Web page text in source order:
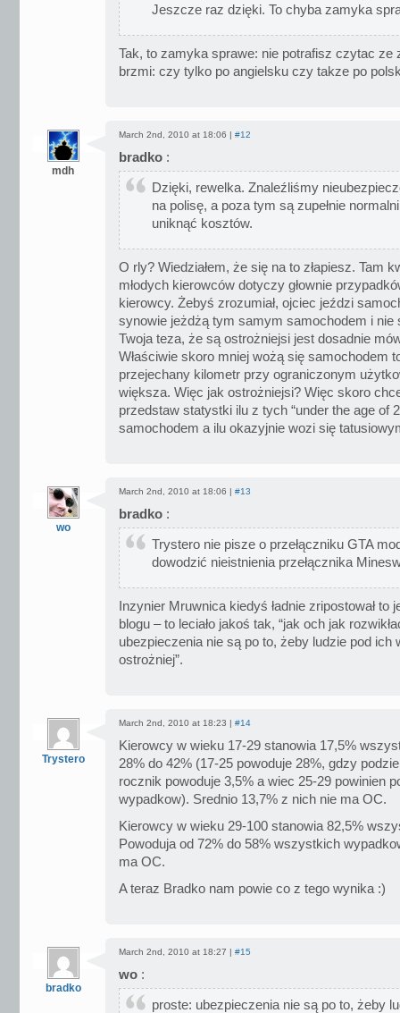
Jeszcze raz dzięki. To chyba zamyka
Tak, to zamyka sprawe: nie potrafisz czytac ze
brzmi: czy tylko po angielsku czy takze po
mdh
March 2nd, 2010 at 18:06 | #12
bradko :
Dzięki, rewelka. Znaleźliśmy
na polisę, a poza tym są zupełnie
uniknąć kosztów.
O rly? Wiedziałem, że się na to złapiesz. Tam
młodych kierowców dotyczy głownie
kierowcy. Żebyś zrozumiał, ojciec jeździ
synowie jeżdżą tym samym samochodem i nie
Twoja teza, że są ostrożniejsi jest dosadnie
Właściwie skoro mniej wożą się samochodem
przejechany kilometr przy ograniczonym
większa. Więc jak ostrożniejsi? Więc skoro
przedstaw statystki ilu z tych “under the age of
samochodem a ilu okazyjnie wozi się
wo
March 2nd, 2010 at 18:06 | #13
bradko :
Trystero nie pisze o przełączniku GTA
dowodzić nieistnienia przełącznika
Inzynier Mruwnica kiedyś ładnie zripostował
blogu – to leciało jakoś tak, “jak och jak
ubezpieczenia nie są po to, żeby ludzie pod ich
ostrożniej”.
Trystero
March 2nd, 2010 at 18:23 | #14
Kierowcy w wieku 17-29 stanowia 17,5%
28% do 42% (17-25 powoduje 28%, gdzy
rocznik powoduje 3,5% a wiec 25-29 powinien
wypadkow). Srednio 13,7% z nich nie ma OC.
Kierowcy w wieku 29-100 stanowia 82,5%
Powoduja od 72% do 58% wszystkich
ma OC.
A teraz Bradko nam powie co z tego wynika :)
bradko
March 2nd, 2010 at 18:27 | #15
wo :
proste: ubezpieczenia nie są po to, żeby